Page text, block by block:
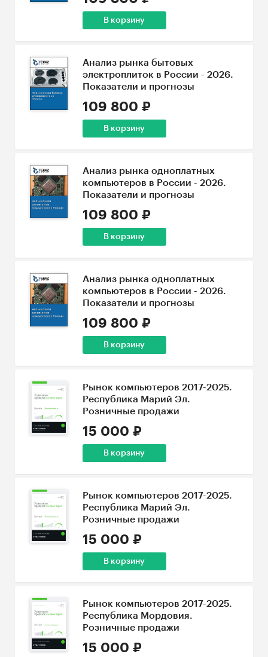
В корзину
Анализ рынка бытовых
электроплиток в России - 2026.
Показатели и прогнозы
109 800 ₽
В корзину
Анализ рынка одноплатных
компьютеров в России - 2026.
Показатели и прогнозы
109 800 ₽
В корзину
Анализ рынка одноплатных
компьютеров в России - 2026.
Показатели и прогнозы
109 800 ₽
В корзину
Рынок компьютеров 2017-2025.
Республика Марий Эл.
Розничные продажи
15 000 ₽
В корзину
Рынок компьютеров 2017-2025.
Республика Марий Эл.
Розничные продажи
15 000 ₽
В корзину
Рынок компьютеров 2017-2025.
Республика Мордовия.
Розничные продажи
15 000 ₽